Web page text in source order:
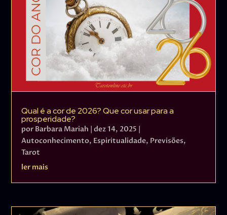
Qual é a cor de 2026? Que cor usar para a
prosperidade?
por Barbara Mariah |dez 14, 2025 |
Autoconhecimento, Espiritualidade, Previsões,
Tarot
ler mais